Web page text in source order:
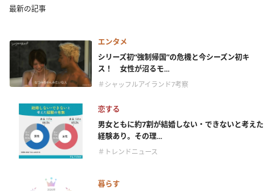
最新の記事
エンタメ
シリーズ初“強制帰国”の危機と今シーズン初キ
ス！ 女性が沼るモ...
＃シャッフルアイランド7考察
恋する
男女ともに約7割が結婚しない・できないと考えた
経験あり。その理...
＃トレンドニュース
暮らす